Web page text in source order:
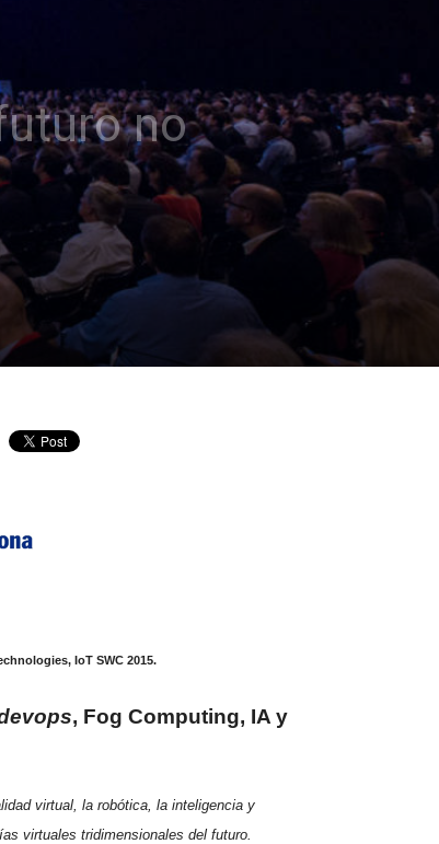
no
IoT SWC 2015.
, Fog Computing, IA y
virtual, la robótica, la inteligencia y
virtuales tridimensionales del futuro.